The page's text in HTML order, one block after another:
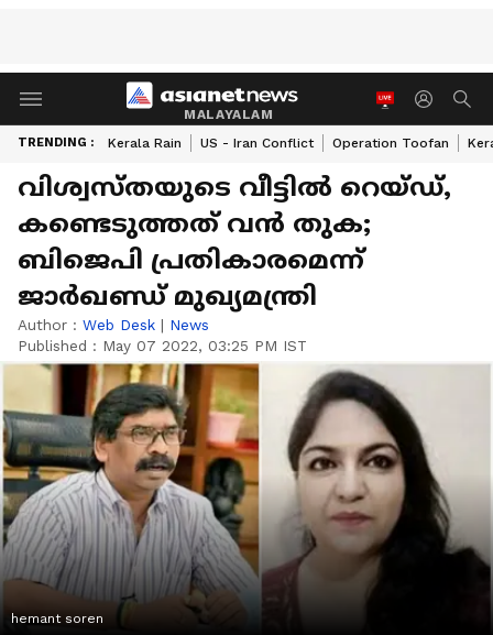
MALAYALAM
TRENDING : Kerala Rain US - Iran Conflict Operation Toofan
വിശ്വസ്തയുടെ വീട്ടില്‍ റെയ്ഡ്,
കണ്ടെടുത്തത് വന്‍ തുക;
ബിജെപി പ്രതികാരമെന്ന്
ജാര്‍ഖണ്ഡ് മുഖ്യമന്ത്രി
Author : Web Desk | News
Published : May 07 2022, 03:25 PM IST
hemant soren